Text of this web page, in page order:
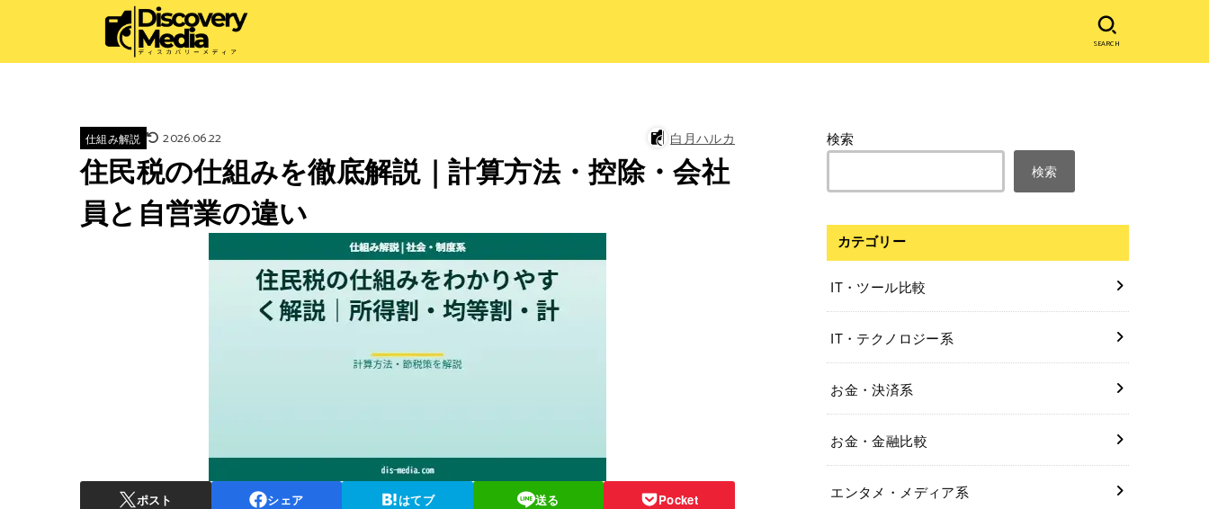
SEARCH
仕組み解説 2026.06.22 白月ハルカ
住民税の仕組みを徹底解説｜計算方法・控除・会社
員と自営業の違い
ポスト シェア はてブ 送る Pocket
検索
検索
カテゴリー
IT・ツール比較
IT・テクノロジー系
お金・決済系
お金・金融比較
エンタメ・メディア系